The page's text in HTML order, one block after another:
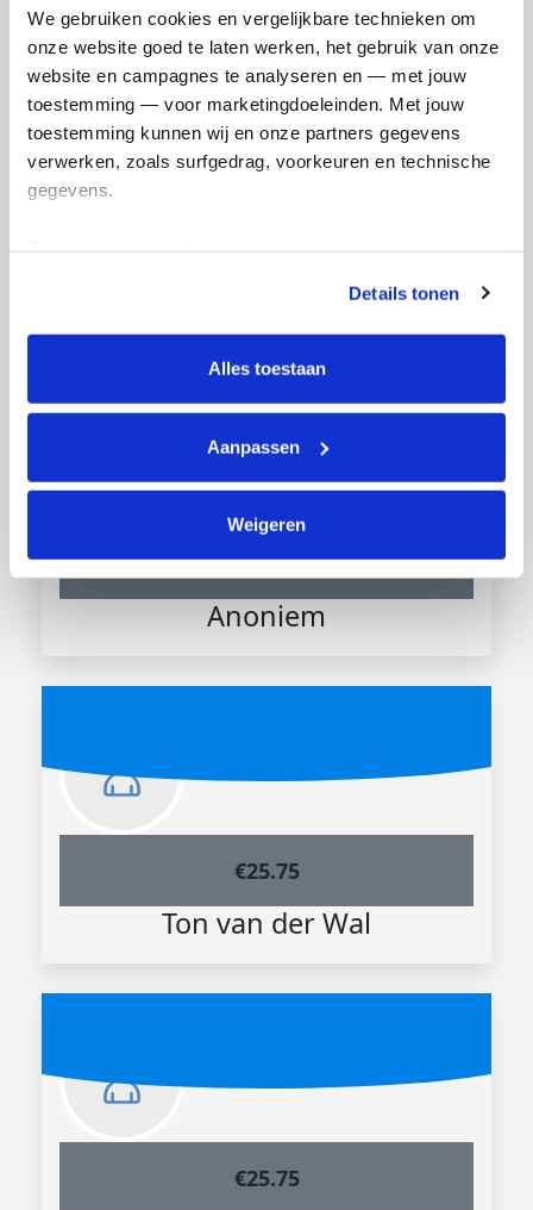
We gebruiken cookies en vergelijkbare technieken om
onze website goed te laten werken, het gebruik van onze
website en campagnes te analyseren en — met jouw
toestemming — voor marketingdoeleinden. Met jouw
toestemming kunnen wij en onze partners gegevens
verwerken, zoals surfgedrag, voorkeuren en technische
gegevens.
tonen. Je kunt je toestemming op elk moment wijzigen of
intrekken via Cookie instellingen onderaan de pagina. De
lijst met cookies is te vinden in het tabblad “details”.
Details tonen
Alles toestaan
Aanpassen
Weigeren
Annemieke Ackermans
€50
Anoniem
€25.75
Ton van der Wal
€25.75